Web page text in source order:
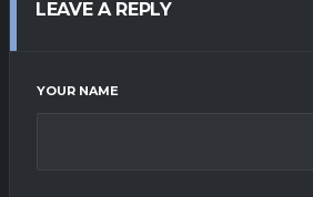
LEAVE A REPLY
YOUR NAME